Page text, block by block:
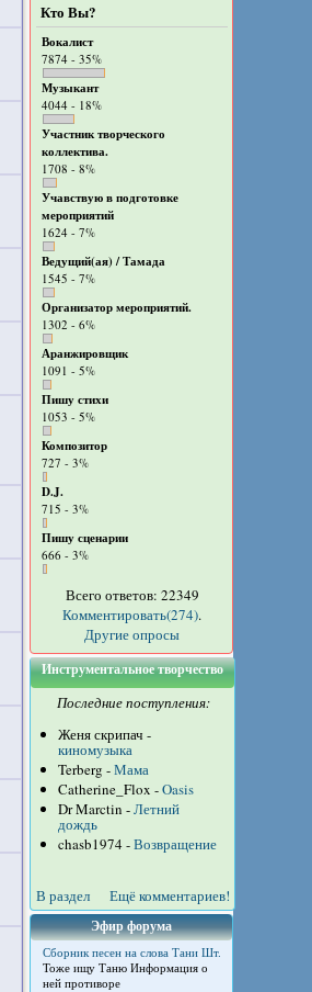
Кто Вы?
Вокалист
7874 - 35%
Музыкант
4044 - 18%
Участник творческого
коллектива.
1708 - 8%
Учавствую в подготовке
мероприятий
1624 - 7%
Ведущий(ая) / Тамада
1545 - 7%
Организатор мероприятий.
1302 - 6%
Аранжировщик
1091 - 5%
Пишу стихи
1053 - 5%
Композитор
727 - 3%
D.J.
715 - 3%
Пишу сценарии
666 - 3%
Всего ответов: 22349
Комментировать(274).
Другие опросы
Инструментальное творчество
Последние поступления:
Женя скрипач -
киномузыка
Terberg -Мама
Catherine_Flox -Oasis
Dr Marctin -Летний
дождь
chasb1974 -Возвращение
В раздел Ещё комментариев!
Эфир форума
Сборник песен на слова Тани Шт.
Тоже ищу Таню Информация о
ней противоре